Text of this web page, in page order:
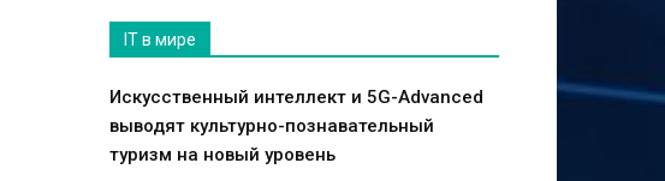
IT в мире
Искусственный интеллект и 5G-Advanced
выводят культурно-познавательный
туризм на новый уровень